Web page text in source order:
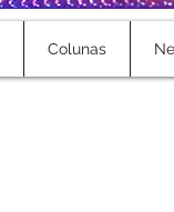
Colunas